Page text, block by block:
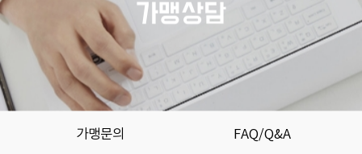
매장
맹절차
가맹상담
가맹문의 FAQ/Q&A